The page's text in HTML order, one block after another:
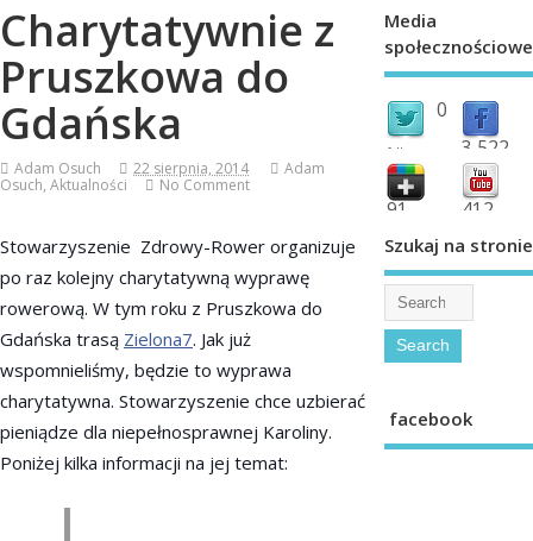
Charytatywnie z
Pruszkowa do
Gdańska
Adam Osuch 22 sierpnia, 2014
Adam
Osuch, Aktualności No Comment
Stowarzyszenie Zdrowy-Rower organizuje
po raz kolejny charytatywną wyprawę
rowerową. W tym roku z Pruszkowa do
Gdańska trasą Zielona7. Jak już
wspomnieliśmy, będzie to wyprawa
charytatywna. Stowarzyszenie chce uzbierać
pieniądze dla niepełnosprawnej Karoliny.
Poniżej kilka informacji na jej temat:
Media
społecznościowe
0
followers 3,522
fans
91 412
Szukaj na stronie
facebook